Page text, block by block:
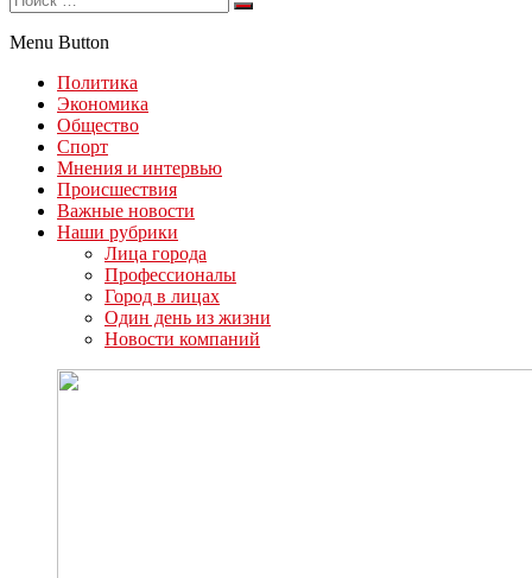
Menu Button
Политика
Экономика
Общество
Спорт
Мнения и интервью
Происшествия
Важные новости
Наши рубрики
Лица города
Профессионалы
Город в лицах
Один день из жизни
Новости компаний